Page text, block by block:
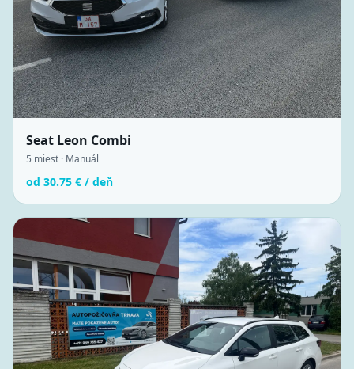
Seat Leon Combi
5 miest · Manuál
od 30.75 € / deň